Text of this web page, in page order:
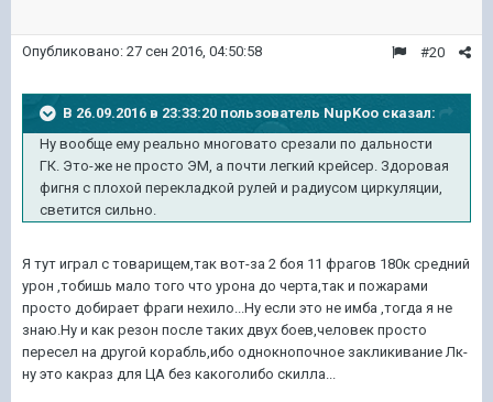
#20
Опубликовано: 27 сен 2016, 04:50:58
В 26.09.2016 в 23:33:20 пользователь NupKoo сказал:
Ну вообще ему реально многовато срезали по дальности
ГК. Это-же не просто ЭМ, а почти легкий крейсер. Здоровая
фигня с плохой перекладкой рулей и радиусом циркуляции,
светится сильно.
Я тут играл с товарищем,так вот-за 2 боя 11 фрагов 180к средний
урон ,тобишь мало того что урона до черта,так и пожарами
просто добирает фраги нехило...Ну если это не имба ,тогда я не
знаю.Ну и как резон после таких двух боев,человек просто
пересел на другой корабль,ибо однокнопочное закликивание Лк-
ну это какраз для ЦА без какоголибо скилла...